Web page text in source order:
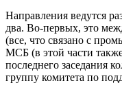
Направления ведутся
два. Во-первых, это
(все, что связано с
МСБ (в этой части
последнего заседания
группу комитета по